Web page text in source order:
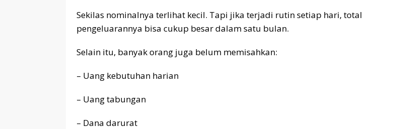
Sekilas nominalnya terlihat kecil. Tapi jika terjadi rutin setiap hari, total
pengeluarannya bisa cukup besar dalam satu bulan.
Selain itu, banyak orang juga belum memisahkan:
– Uang kebutuhan harian
– Uang tabungan
– Dana darurat